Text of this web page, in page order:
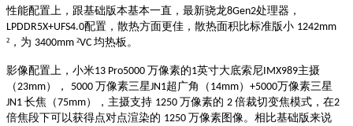
性能配置上，跟基础版本基本一直，最新骁龙8Gen2处理器，
LPDDR5X+UFS4.0配置 ，散热方面更佳，散热面积比标准版小 1242mm
²，为 3400mm ²VC 均热板。
影像配置上，小米13 Pro5000 万像素的1英寸大底索尼IMX989主摄
（23mm）， 5000 万像素三星JN1超广角（ 14mm） +5000万像素三星
JN1 长焦（75mm），主摄支持 1250 万像素的 2 倍裁切变焦模式，在2
倍焦段下可以获得点对点渲染的 1250 万像素图像。相比基础版来说